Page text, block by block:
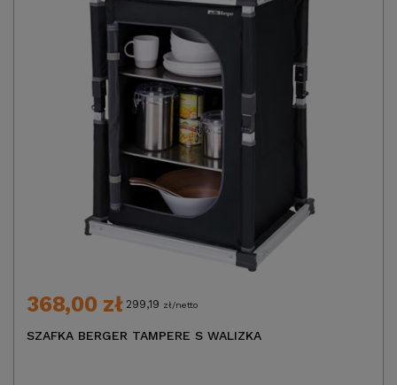
368,00 zł 299,19 zł/netto
SZAFKA BERGER TAMPERE S WALIZKA